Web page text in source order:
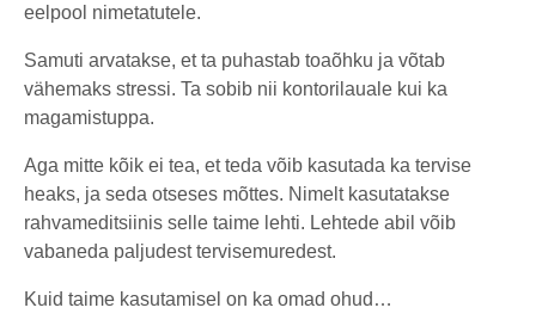
eelpool nimetatutele.
Samuti arvatakse, et ta puhastab toaõhku ja võtab
vähemaks stressi. Ta sobib nii kontorilauale kui ka
magamistuppa.
Aga mitte kõik ei tea, et teda võib kasutada ka tervise
heaks, ja seda otseses mõttes. Nimelt kasutatakse
rahvameditsiinis selle taime lehti. Lehtede abil võib
vabaneda paljudest tervisemuredest.
Kuid taime kasutamisel on ka omad ohud…